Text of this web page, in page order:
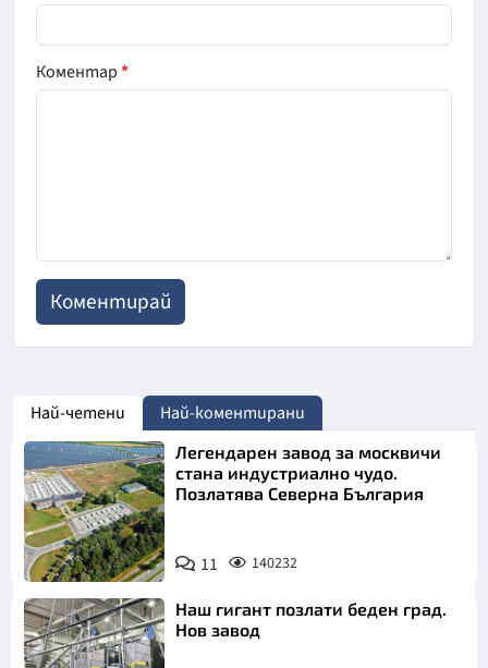
Коментар*
Най-четени Най-коментирани
Легендарен завод за москвичи
стана индустриално чудо.
Позлатява Северна България
11 140232
Наш гигант позлати беден град.
Нов завод